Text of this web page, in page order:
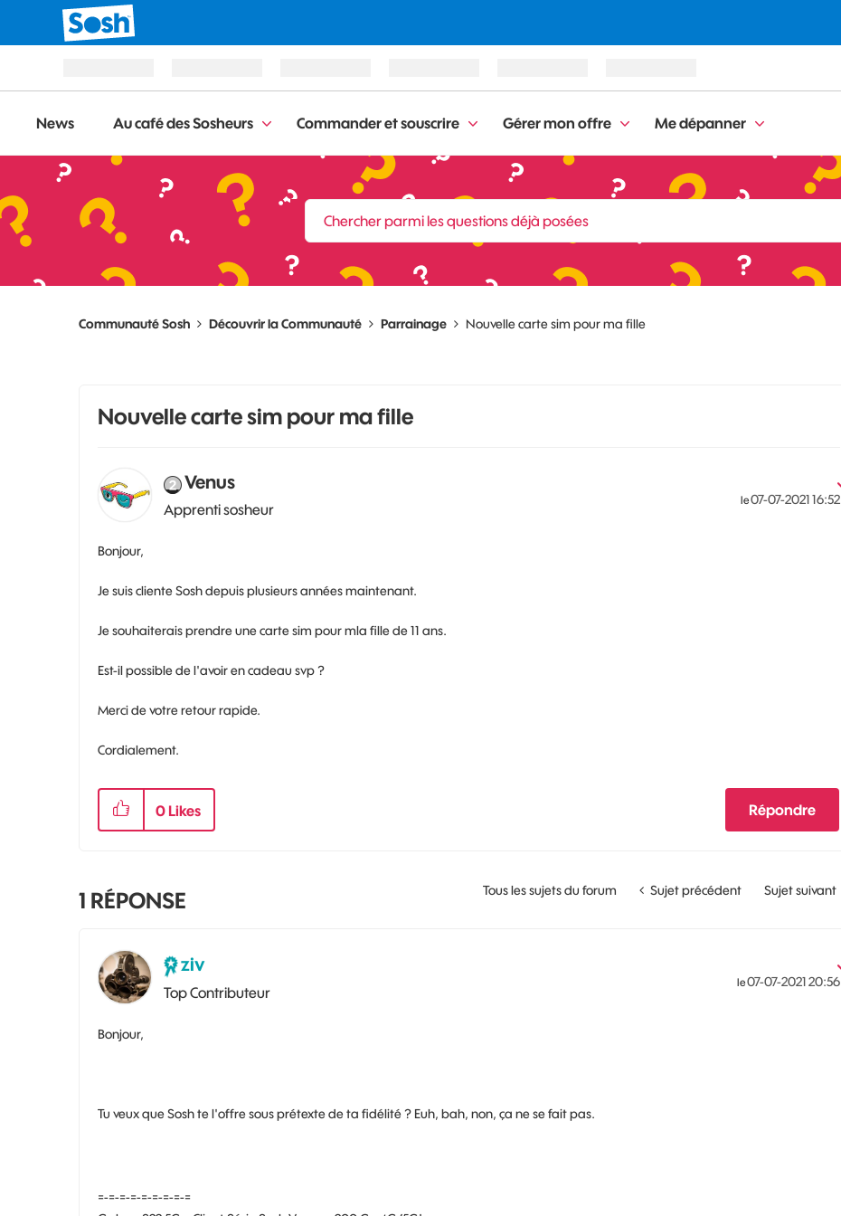
News Au café des Sosheurs Commander et souscrire Gérer mon offre Me dépanner
Communauté Sosh Découvrir la Communauté Parrainage Nouvelle carte sim pour ma fille
Nouvelle carte sim pour ma fille
Venus
Apprenti sosheur
le‎07-07-202116:52
Bonjour,
Je suis cliente Sosh depuis plusieurs années maintenant.
Je souhaiterais prendre une carte sim pour mla fille de 11 ans.
Est-il possible de l'avoir en cadeau svp ?
Merci de votre retour rapide.
Cordialement.
0 Likes Répondre
Tous les sujets du forum Sujet précédent Sujet suivant
1 RÉPONSE
ziv
Top Contributeur
le‎07-07-202120:56
Bonjour,
Tu veux que Sosh te l'offre sous prétexte de ta fidélité ? Euh, bah, non, ça ne se fait pas.
=-=-=-=-=-=-=-=-=